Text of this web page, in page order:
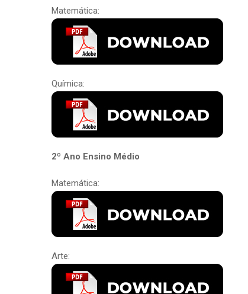
Matemática:
Química:
2º Ano Ensino Médio
Matemática:
Arte: